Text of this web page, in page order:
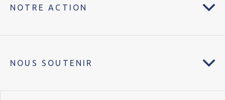
NOTRE ACTION
NOUS SOUTENIR